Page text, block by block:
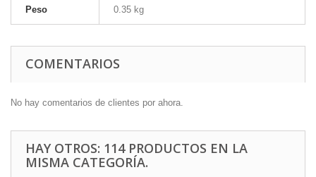
Peso 0.35 kg
COMENTARIOS
No hay comentarios de clientes por ahora.
HAY OTROS: 114 PRODUCTOS EN LA
MISMA CATEGORÍA.